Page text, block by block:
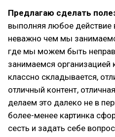
Предлагаю сделать
выполняя любое действие
неважно чем мы
где мы можем быть
занимаемся организацией
классно складывается,
отличный контент,
делаем это далеко не в
более-менее картинка
сесть и задать себе